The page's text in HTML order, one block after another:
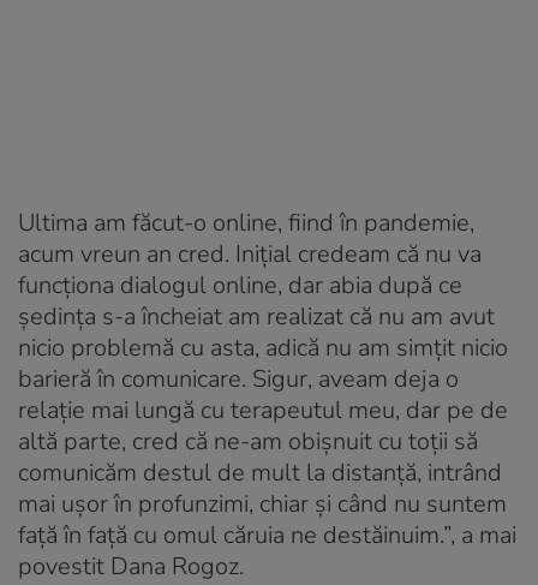
Ultima am făcut-o online, fiind în pandemie,
acum vreun an cred. Inițial credeam că nu va
funcționa dialogul online, dar abia după ce
ședința s-a încheiat am realizat că nu am avut
nicio problemă cu asta, adică nu am simțit nicio
barieră în comunicare. Sigur, aveam deja o
relație mai lungă cu terapeutul meu, dar pe de
altă parte, cred că ne-am obișnuit cu toții să
comunicăm destul de mult la distanță, intrând
mai ușor în profunzimi, chiar și când nu suntem
față în față cu omul căruia ne destăinuim.”, a mai
povestit Dana Rogoz.